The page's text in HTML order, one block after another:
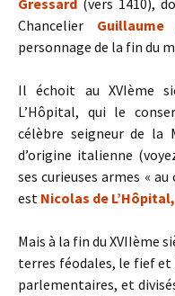
Gressard (vers 1410),
Chancelier
personnage de la fin du
Il échoit au XVIème
L’Hôpital, qui le
célèbre seigneur de la
d’origine italienne
ses curieuses armes «
est Nicolas de
Mais à la fin du XVIIème
terres féodales, le fief et
parlementaires, et